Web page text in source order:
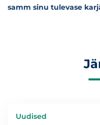
samm sinu tulevase
Uudised